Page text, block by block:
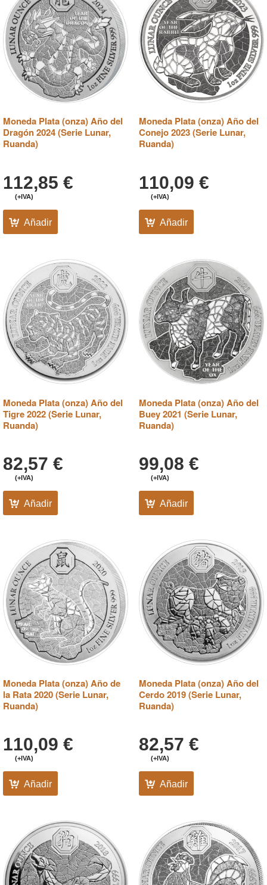
Moneda Plata (onza) Año del
Dragón 2024 (Serie Lunar,
Ruanda)
112,85 €
(+IVA)
Añadir
Moneda Plata (onza) Año del
Conejo 2023 (Serie Lunar,
Ruanda)
110,09 €
(+IVA)
Añadir
Moneda Plata (onza) Año del
Tigre 2022 (Serie Lunar,
Ruanda)
82,57 €
(+IVA)
Añadir
Moneda Plata (onza) Año del
Buey 2021 (Serie Lunar,
Ruanda)
99,08 €
(+IVA)
Añadir
Moneda Plata (onza) Año de
la Rata 2020 (Serie Lunar,
Ruanda)
110,09 €
(+IVA)
Añadir
Moneda Plata (onza) Año del
Cerdo 2019 (Serie Lunar,
Ruanda)
82,57 €
(+IVA)
Añadir